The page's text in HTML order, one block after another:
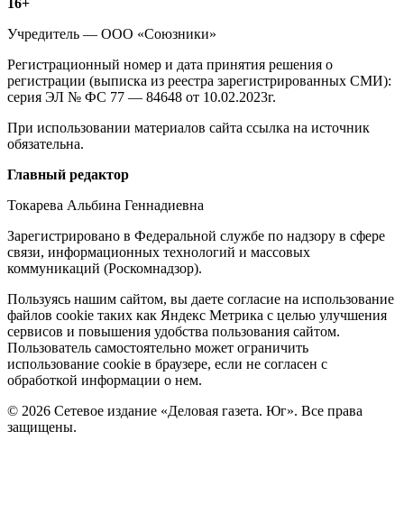
Информация
о
издании
Учредитель — ООО «Союзники»
Регистрационный номер и дата принятия решения о
регистрации (выписка из реестра зарегистрированных СМИ):
серия ЭЛ № ФС 77 — 84648 от 10.02.2023г.
При использовании материалов сайта ссылка на источник
обязательна.
Редакция
Главный редактор
Токарева Альбина Геннадиевна
Зарегистрировано в Федеральной службе по надзору в сфере
связи, информационных технологий и массовых
коммуникаций (Роскомнадзор).
Политика
cookie
Пользуясь нашим сайтом, вы даете согласие на использование
файлов cookie таких как Яндекс Метрика с целью улучшения
сервисов и повышения удобства пользования сайтом.
Пользователь самостоятельно может ограничить
использование cookie в браузере, если не согласен с
обработкой информации о нем.
© 2026 Сетевое издание «Деловая газета. Юг». Все права
защищены.